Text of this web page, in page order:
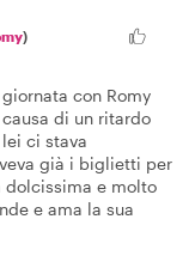
)
con Romy
di un ritardo
ci stava
già i biglietti per
dolcissima e molto
e ama la sua